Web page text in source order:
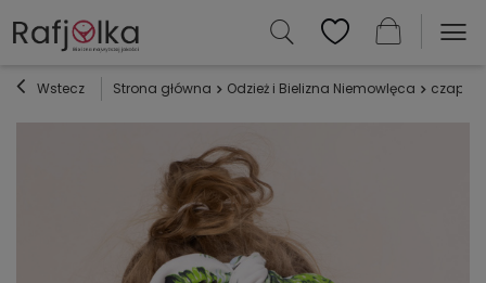
Wstecz Strona główna Odzież i Bielizna Niemowlęca